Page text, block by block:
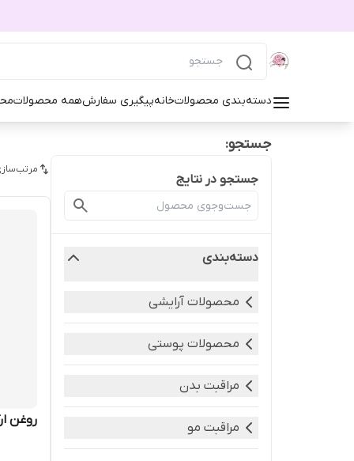
دسته‌بندی محصولاتخانهپیگیری سفارشهمه محصولات
جستجو:
جستجو در نتایج
دسته‌بندی
محصولات آرایشی
محصولات پوستی
مراقبت بدن
مراقبت مو
روغن